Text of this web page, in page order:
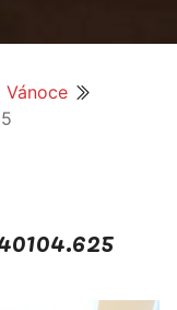
Vánoce